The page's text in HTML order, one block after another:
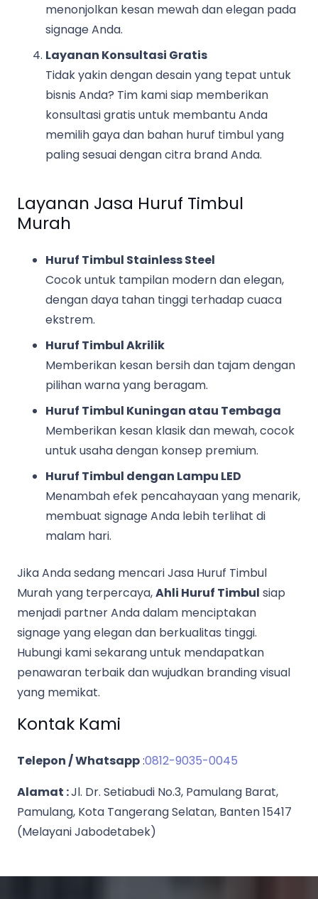
menonjolkan kesan mewah dan elegan pada
signage Anda.
Layanan Konsultasi Gratis
Tidak yakin dengan desain yang tepat untuk
bisnis Anda? Tim kami siap memberikan
konsultasi gratis untuk membantu Anda
memilih gaya dan bahan huruf timbul yang
paling sesuai dengan citra brand Anda.
Layanan Jasa Huruf Timbul
Murah
Huruf Timbul Stainless Steel
Cocok untuk tampilan modern dan elegan,
dengan daya tahan tinggi terhadap cuaca
ekstrem.
Huruf Timbul Akrilik
Memberikan kesan bersih dan tajam dengan
pilihan warna yang beragam.
Huruf Timbul Kuningan atau Tembaga
Memberikan kesan klasik dan mewah, cocok
untuk usaha dengan konsep premium.
Huruf Timbul dengan Lampu LED
Menambah efek pencahayaan yang menarik,
membuat signage Anda lebih terlihat di
malam hari.
Jika Anda sedang mencari Jasa Huruf Timbul
Murah yang terpercaya,Ahli Huruf Timbul siap
menjadi partner Anda dalam menciptakan
signage yang elegan dan berkualitas tinggi.
Hubungi kami sekarang untuk mendapatkan
penawaran terbaik dan wujudkan branding visual
yang memikat.
Kontak Kami
Telepon / Whatsapp:0812-9035-0045
Alamat :Jl. Dr. Setiabudi No.3, Pamulang Barat,
Pamulang, Kota Tangerang Selatan, Banten 15417
(Melayani Jabodetabek)